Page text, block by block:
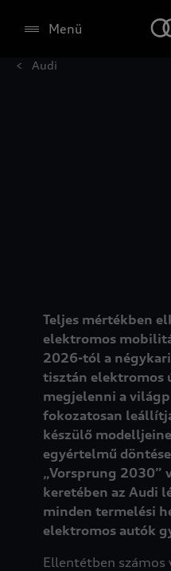
Menü
Audi
Teljes mértékben
elektromos
2026-tól a
tisztán elektromos
megjelenni a
fokozatosan
készülő
egyértelmű
„Vorsprung 2030”
keretében az Audi
minden termelési
elektromos autók
Ellentétben számos